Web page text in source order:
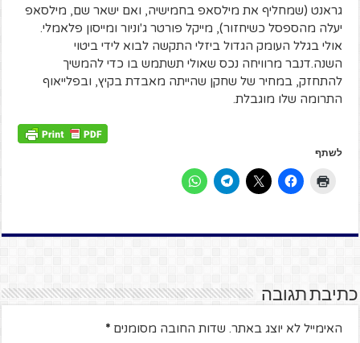
גראנט (שמחליף את מילסאפ בחמישיה, ואם ישאר שם, מילסאפ
יעלה מהספסל כשיחזור), מייקל פורטר ג'וניור ומייסון פלאמלי.
אולי בגלל העומק הגדול ביזלי התקשה לבוא לידי ביטוי
השנה.דנבר מרוויחה נכס שאולי תשתמש בו כדי להמשיך
להתחזק, במחיר של שחקן שהייתה מאבדת בקיץ, ובפלייאוף
התרומה שלו מוגבלת.
לשתף
כתיבת תגובה
האימייל לא יוצג באתר. שדות החובה מסומנים*